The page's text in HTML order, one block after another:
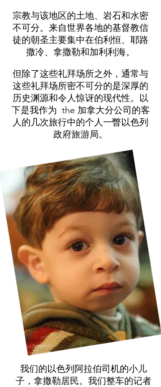
宗教与该地区的土地、岩石和水密
不可分。来自世界各地的基督教信
徒的朝圣主要集中在伯利恒、耶路
撒冷、拿撒勒和加利利海。
但除了这些礼拜场所之外，通常与
这些礼拜场所密不可分的是深厚的
历史渊源和令人惊讶的现代性。以
下是我作为 the 加拿大分公司的客
人的几次旅行中的个人一瞥以色列
政府旅游局。
我们的以色列阿拉伯司机的小儿
子，拿撒勒居民。我们整车的记者